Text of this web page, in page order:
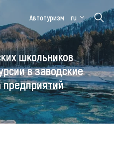
Медицинский
форум
Алтайская
зимовка
Автотуризм ru
школьников
в заводские